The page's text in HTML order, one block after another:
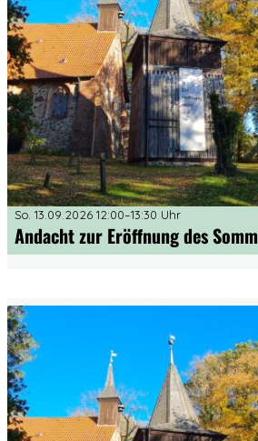
So. 13.09.2026 12:00–13:30 Uhr
Andacht zur Eröffnung des